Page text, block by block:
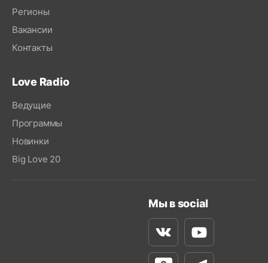
Регионы
Вакансии
Контакты
Love Radio
Ведущие
Программы
Новинки
Big Love 20
Мы в social
ВконтактеYoutube